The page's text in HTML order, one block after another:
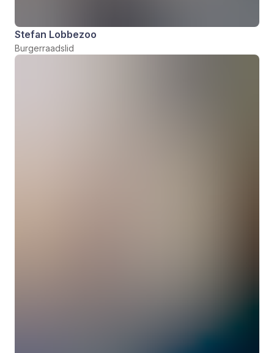
Stefan Lobbezoo
Burgerraadslid